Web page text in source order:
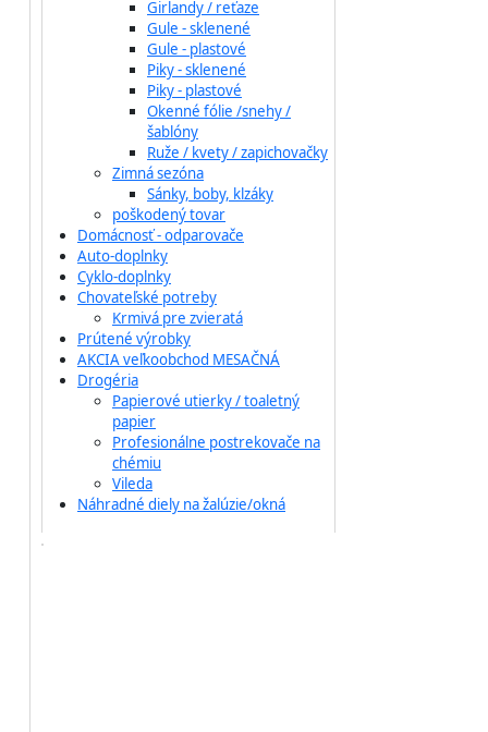
Girlandy / reťaze
Gule - sklenené
Gule - plastové
Piky - sklenené
Piky - plastové
Okenné fólie /snehy /
šablóny
Ruže / kvety / zapichovačky
Zimná sezóna
Sánky, boby, klzáky
poškodený tovar
Domácnosť - odparovače
Auto-doplnky
Cyklo-doplnky
Chovateľské potreby
Krmivá pre zvieratá
Prútené výrobky
AKCIA veľkoobchod MESAČNÁ
Drogéria
Papierové utierky / toaletný
papier
Profesionálne postrekovače na
chémiu
Vileda
Náhradné diely na žalúzie/okná